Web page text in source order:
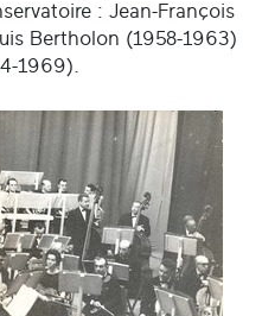
: Jean-François
Bertholon (1958-1963)
1969).